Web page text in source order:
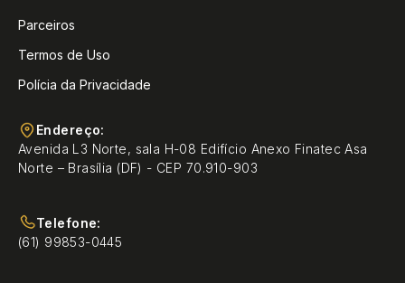
Parceiros
Termos de Uso
Polícia da Privacidade
Endereço:
Avenida L3 Norte, sala H-08 Edifício Anexo Finatec Asa
Norte – Brasília (DF) - CEP 70.910-903
Telefone:
(61) 99853-0445